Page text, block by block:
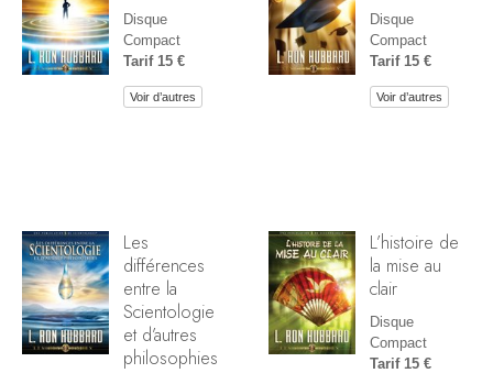
Disque
Compact
Tarif 15 €
Voir d’autres
Disque
Compact
Tarif 15 €
Voir d’autres
Les
différences
entre la
Scientologie
et d’autres
philosophies
L’histoire de
la mise au
clair
Disque
Compact
Tarif 15 €